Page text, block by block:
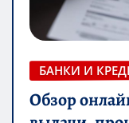
БАНКИ И
Обзор